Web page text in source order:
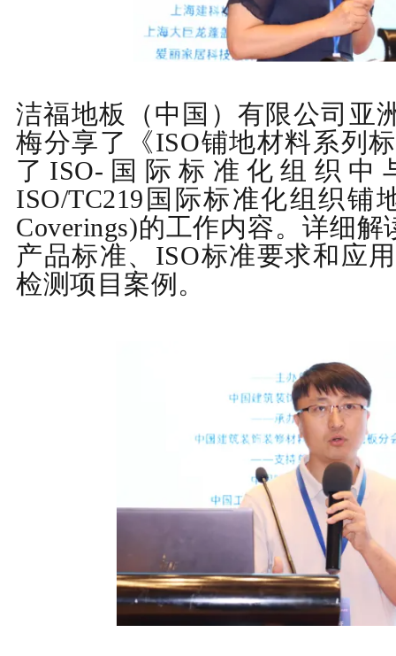
洁福地板（中国）有限公司亚
梅分享了 《ISO铺地材料系列
了 ISO- 国际标准化组织中
ISO/TC219 国际标准化组织铺
Coverings)的工作内容。详细解
产品标准、 ISO标准要求和应
检测项目案例。